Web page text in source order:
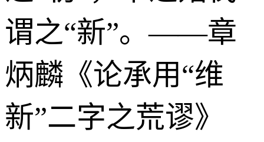
谓之“新”。——章
炳麟《论承用“维
新”二字之荒谬》